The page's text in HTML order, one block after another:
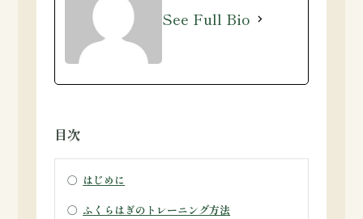
See Full Bio
目次
○ はじめに
○ ふくらはぎのトレーニング方法